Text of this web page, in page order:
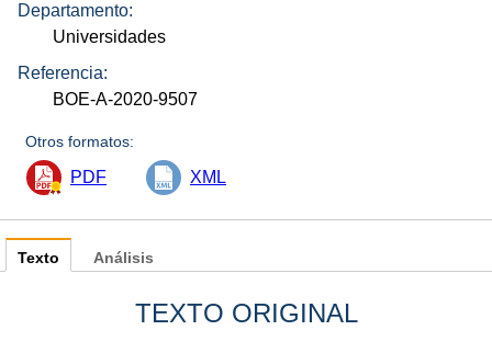
Departamento:
Universidades
Referencia:
BOE-A-2020-9507
Otros formatos:
PDF XML
Texto
TEXTO ORIGINAL
Análisis